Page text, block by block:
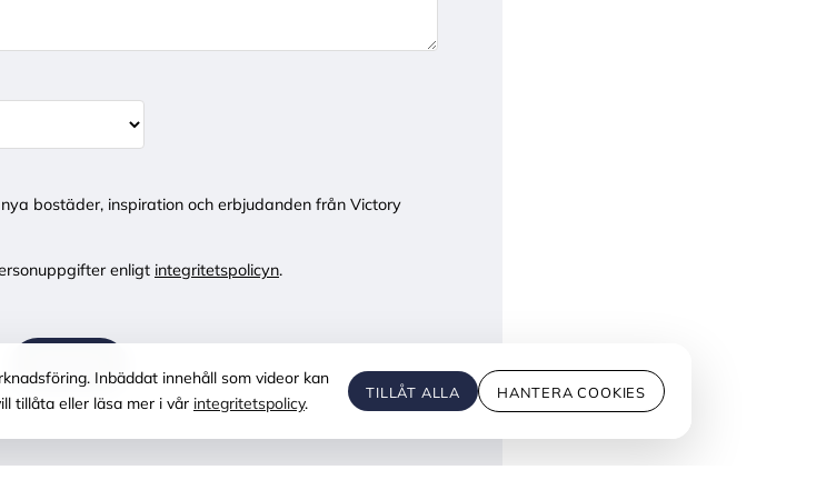
bostäder, inspiration och erbjudanden från Victory
enligt integritetspolicyn.
SKICKA
Inbäddat innehåll som videor kan
tillåta eller läsa mer i vår integritetspolicy.
TILLÅT ALLA HANTERA COOKIES